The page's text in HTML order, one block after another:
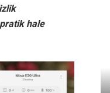
pratik hale